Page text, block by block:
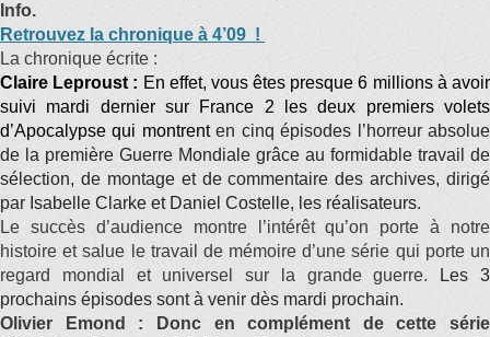
Info.
Retrouvez la chronique à 4’09 !
La chronique écrite :
Claire Leproust : En effet, vous êtes presque 6 millions à avoir
suivi mardi dernier sur France 2 les deux premiers volets
d’Apocalypse qui montrenten cinq épisodes l’horreur absolue
de la première Guerre Mondiale grâce au formidable travail de
sélection, de montage et de commentaire des archives, dirigé
par Isabelle Clarke et Daniel Costelle, les réalisateurs.
Le succès d’audience montre l’intérêt qu’on porte à notre
histoire et salue le travail de mémoire d’une série qui porte un
regard mondial et universel sur la grande guerre. Les 3
prochains épisodes sont à venir dès mardi prochain.
Olivier Emond : Donc en complément de cette série